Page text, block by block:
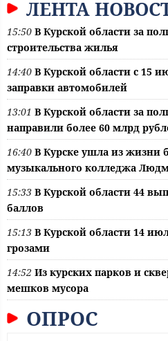
ЛЕНТА
15:50 В Курской области за
строительства жилья
14:40 В Курской области с 15
заправки автомобилей
13:01 В Курской области за
направили более 60 млрд
16:40 В Курске ушла из жизни
музыкального колледжа
15:33 В Курской области 44
баллов
15:13 В Курской области 14
грозами
14:52 Из курских парков и
мешков мусора
ОПРОС